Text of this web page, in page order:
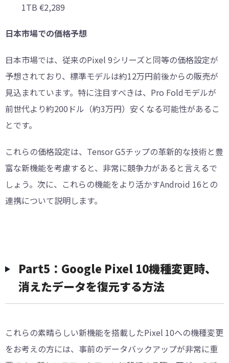
1TB €2,289
日本市場での価格予想
日本市場では、従来のPixel 9シリーズと同等の価格設定が
予想されており、標準モデルは約12万円前後からの販売が
見込まれています。特に注目すべきは、Pro Foldモデルが
前世代より約200ドル（約3万円）安くなる可能性があるこ
とです。
これらの価格設定は、Tensor G5チップの革新的な技術と豊
富な新機能を考慮すると、非常に競争力があると言えるで
しょう。次に、これらの機能をより活かすAndroid 16との
連携について説明します。
Part5：Google Pixel 10機種変更時、
消えたデータを復元する方法
これらの素晴らしい新機能を搭載したPixel 10への機種変更
をお考えの方には、事前のデータバックアップが非常に重